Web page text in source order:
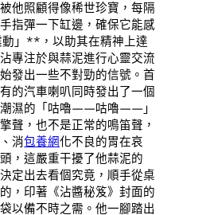
他照顧得像稀世珍寶，每隔
指彈一下缸邊，確保它能感
」**，以助其在精神上達
專注於與蒜泥進行心靈交流
發出一些不對勁的信號。首
的汽車喇叭同時發出了一個
潮濕的「咕嚕——咕嚕——」
聲，也不是正常的鳴笛聲，
消包養網化不良的胃在哀
，這嚴重干擾了他蒜泥的
定出去看個究竟，順手從桌
，印著《沾醬秘笈》封面的
以備不時之需。他一腳踏出